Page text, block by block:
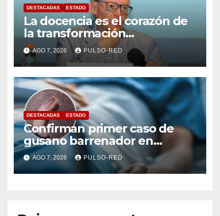
DESTACADAS ESTADO
La docencia es el corazón de
la transformación
universitaria: Rector de la
UATx
AGO 7, 2026 PULSO-RED
DESTACADAS ESTADO
Confirman primer caso de
gusano barrenador en
humano en Tlaxcala
AGO 7, 2026 PULSO-RED